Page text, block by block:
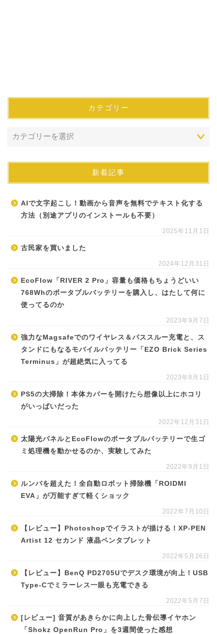
カテゴリー
新着記事
AIで文字起こし！動画から音声を無料でテキスト化する
方法（別途アプリのインストールも不要）
2025年11月1日
古民家を買いました
2024年12月31日
EcoFlow「RIVER 2 Pro」容量も価格もちょうどいい
768Whのポータブルバッテリーを購入し、はたして何に
使ってるのか
2023年9月7日
強力なMagsafeでのワイヤレス＆パススルー充電と、ス
タンドにもなるモバイルバッテリー「EZO Brick Series
Terminus」が超絶気に入ってる
2023年8月1日
PS5の大掃除！本体カバーを開けたら想像以上にホコリ
がいっぱいだった
2022年12月31日
太陽光パネルとEcoFlowのポータブルバッテリーで生ゴ
ミ処理機を動かせるのか、実験してみた
2022年9月1日
ルンバを超えた！全自動ロボット掃除機「ROIDMI
EVA」が万能すぎて軽くショック
2022年7月10日
【レビュー】Photoshopでイラストが描ける！XP-PEN
Artist 12 セカンド 液晶ペンタブレット
2022年5月26日
【レビュー】BenQ PD2705Uでデスク環境が向上！USB
Type-Cでミラーレス一眼も充電できる
2022年5月7日
[レビュー] 音質があきらかに向上した骨伝導イヤホン
「Shokz OpenRun Pro」を3週間使った感想